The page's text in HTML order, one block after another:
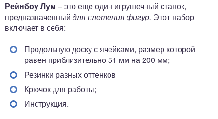
Рейнбоу Лум – это еще один игрушечный станок,
предназначенный для плетения фигур. Этот набор
включает в себя:
Продольную доску с ячейками, размер которой
равен приблизительно 51 мм на 200 мм;
Резинки разных оттенков
Крючок для работы;
Инструкция.